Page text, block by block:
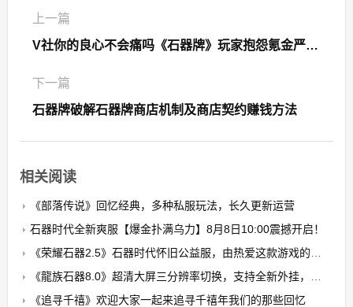
上一篇
V社你的良心不会痛吗《石器牌》玩家抱怨氪金严重！石器牌破解
下一篇
石器牌破解石器牌商店机制及商店契约赚钱方法
相关阅读
《部落传说》回忆经典，多种私服玩法，长久更新运营
石器时代全新爽服【爆金扑满乌力】8月8日10:00震撼开启！​
《荣耀石器2.5》石器时代怀旧公益服，由热爱这款游戏的玩家自发搭建的公益养老PK服
《龍族石器8.0》超清大屏三分辨率切换，支持全新外挂，无卡顿，无花屏，限7开
《追寻千禧》欢迎大家一起来追寻千禧年我们的那些回忆